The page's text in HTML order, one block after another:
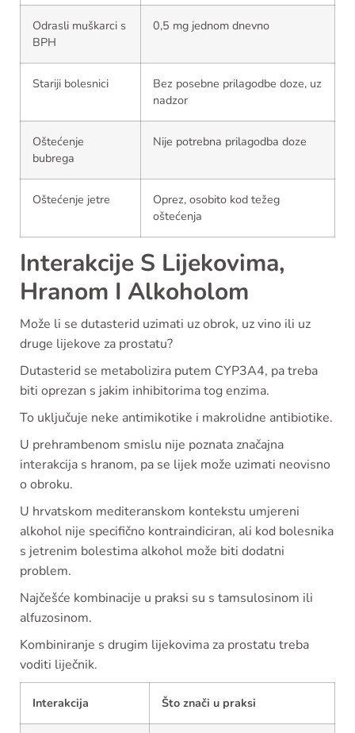
Odrasli muškarci s
BPH
0,5 mg jednom dnevno
Stariji bolesnici
Bez posebne prilagodbe doze, uz
nadzor
Oštećenje
bubrega
Nije potrebna prilagodba doze
Oštećenje jetre
Oprez, osobito kod težeg
oštećenja
Interakcije S Lijekovima,
Hranom I Alkoholom
Može li se dutasterid uzimati uz obrok, uz vino ili uz
druge lijekove za prostatu?
Dutasterid se metabolizira putem CYP3A4, pa treba
biti oprezan s jakim inhibitorima tog enzima.
To uključuje neke antimikotike i makrolidne antibiotike.
U prehrambenom smislu nije poznata značajna
interakcija s hranom, pa se lijek može uzimati neovisno
o obroku.
U hrvatskom mediteranskom kontekstu umjereni
alkohol nije specifično kontraindiciran, ali kod bolesnika
s jetrenim bolestima alkohol može biti dodatni
problem.
Najčešće kombinacije u praksi su s tamsulosinom ili
alfuzosinom.
Kombiniranje s drugim lijekovima za prostatu treba
voditi liječnik.
Interakcija Što znači u praksi